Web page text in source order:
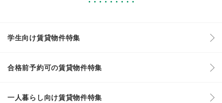
学生向け賃貸物件特集
合格前予約可の賃貸物件特集
一人暮らし向け賃貸物件特集